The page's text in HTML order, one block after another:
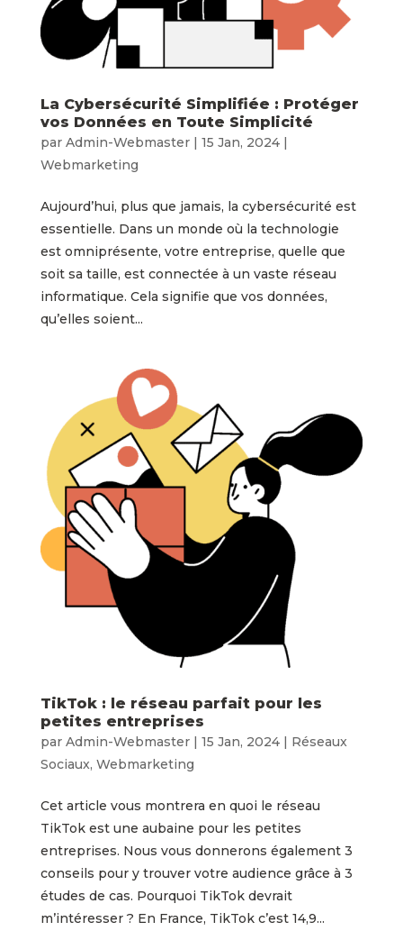
La Cybersécurité Simplifiée : Protéger
vos Données en Toute Simplicité
par Admin-Webmaster| 15 Jan, 2024|
Webmarketing
Aujourd’hui, plus que jamais, la cybersécurité est
essentielle. Dans un monde où la technologie
est omniprésente, votre entreprise, quelle que
soit sa taille, est connectée à un vaste réseau
informatique. Cela signifie que vos données,
qu’elles soient...
TikTok : le réseau parfait pour les
petites entreprises
par Admin-Webmaster| 15 Jan, 2024| Réseaux
Sociaux, Webmarketing
Cet article vous montrera en quoi le réseau
TikTok est une aubaine pour les petites
entreprises. Nous vous donnerons également 3
conseils pour y trouver votre audience grâce à 3
études de cas. Pourquoi TikTok devrait
m’intéresser ? En France, TikTok c’est 14,9...